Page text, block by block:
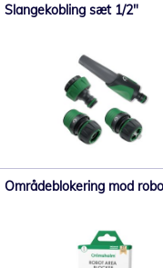
Slangekobling sæt 1/2"
Områdeblokering mod